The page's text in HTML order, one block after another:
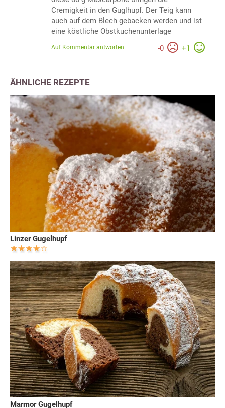
Cremigkeit in den Guglhupf. Der Teig kann
auch auf dem Blech gebacken werden und ist
eine köstliche Obstkuchenunterlage
-0 +1
Auf Kommentar antworten
ÄHNLICHE REZEPTE
Linzer Gugelhupf
Marmor Gugelhupf